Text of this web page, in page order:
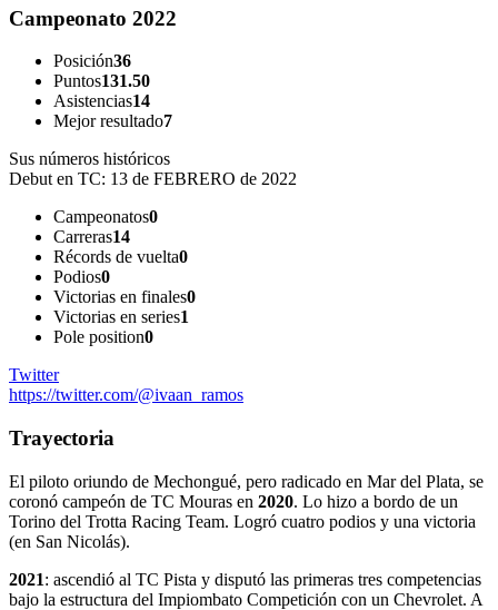
Campeonato 2022
Posición36
Puntos131.50
Asistencias14
Mejor resultado7
Sus números históricos
Debut en TC: 13 de FEBRERO de 2022
Campeonatos0
Carreras14
Récords de vuelta0
Podios0
Victorias en finales0
Victorias en series1
Pole position0
Twitter
https://twitter.com/@ivaan_ramos
Trayectoria
El piloto oriundo de Mechongué, pero radicado en Mar del Plata, se
coronó campeón de TC Mouras en 2020. Lo hizo a bordo de un
Torino del Trotta Racing Team. Logró cuatro podios y una victoria
(en San Nicolás).
2021: ascendió al TC Pista y disputó las primeras tres competencias
bajo la estructura del Impiombato Competición con un Chevrolet. A